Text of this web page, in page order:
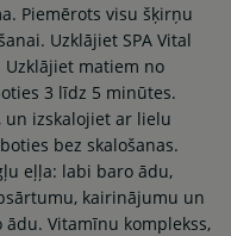
Piemērots visu šķirņu
Uzklājiet SPA Vital
Uzklājiet matiem no
3 līdz 5 minūtes.
un izskalojiet ar lielu
bez skalošanas.
eļļa: labi baro ādu,
kairinājumu un
Vitamīnu komplekss,